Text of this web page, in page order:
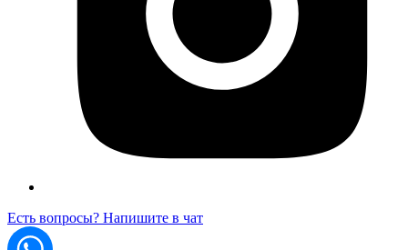
Есть вопросы? Напишите в чат